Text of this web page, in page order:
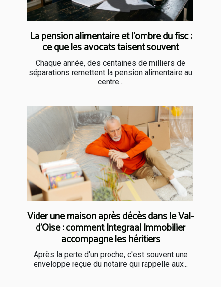
La pension alimentaire et l’ombre du fisc :
ce que les avocats taisent souvent
Chaque année, des centaines de milliers de
séparations remettent la pension alimentaire au
centre...
Vider une maison après décès dans le Val-
d'Oise : comment Integraal Immobilier
accompagne les héritiers
Après la perte d'un proche, c'est souvent une
enveloppe reçue du notaire qui rappelle aux...